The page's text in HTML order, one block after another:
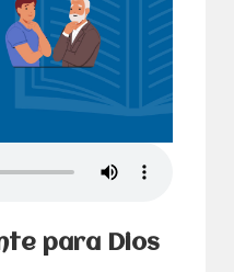
para Dios